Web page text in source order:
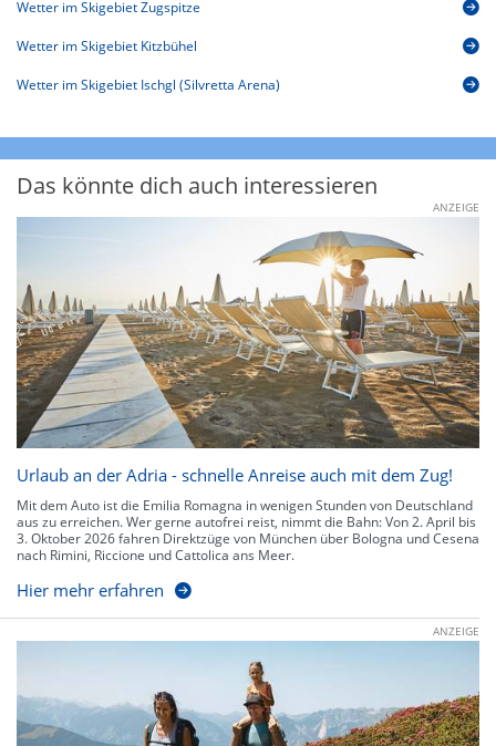
Wetter im Skigebiet Zugspitze
Wetter im Skigebiet Kitzbühel
Wetter im Skigebiet Ischgl (Silvretta Arena)
Das könnte dich auch interessieren
ANZEIGE
Urlaub an der Adria - schnelle Anreise auch mit dem Zug!
Mit dem Auto ist die Emilia Romagna in wenigen Stunden von Deutschland
aus zu erreichen. Wer gerne autofrei reist, nimmt die Bahn: Von 2. April bis
3. Oktober 2026 fahren Direktzüge von München über Bologna und Cesena
nach Rimini, Riccione und Cattolica ans Meer.
Hier mehr erfahren
ANZEIGE